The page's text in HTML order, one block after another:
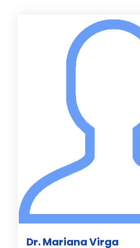
Dr. Mariana Virga